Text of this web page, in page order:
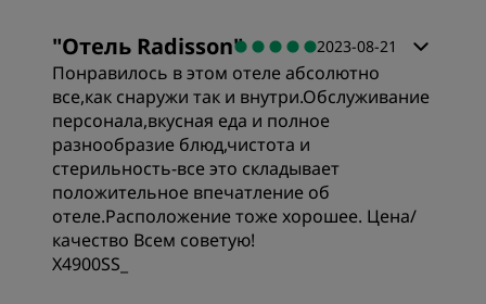
"Отель Radisson" 2023-08-21
Понравилось в этом отеле абсолютно
все,как снаружи так и внутри.Обслуживание
персонала,вкусная еда и полное
разнообразие блюд,чистота и
стерильность-все это складывает
положительное впечатление об
отеле.Расположение тоже хорошее. Цена/
качество Всем советую!
X4900SS_